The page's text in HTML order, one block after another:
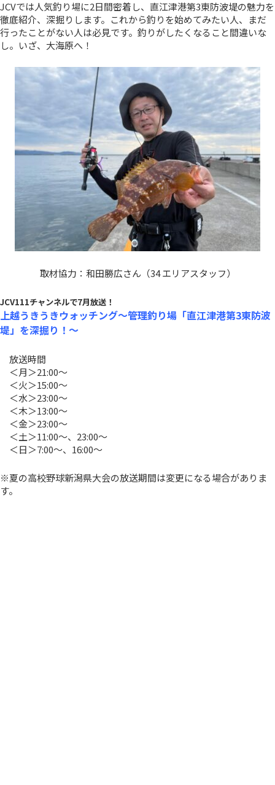
JCVでは人気釣り場に2日間密着し、直江津港第3東防波堤の魅力を
徹底紹介、深掘りします。これから釣りを始めてみたい人、まだ
行ったことがない人は必見です。釣りがしたくなること間違いな
し。いざ、大海原へ！
取材協力：和田勝広さん（34 エリアスタッフ）
JCV111チャンネルで7月放送！
上越うきうきウォッチング～管理釣り場「直江津港第3東防波
堤」を深掘り！～
放送時間
＜月＞21:00～
＜火＞15:00～
＜水＞23:00～
＜木＞13:00～
＜金＞23:00～
＜土＞11:00～、23:00～
＜日＞7:00～、16:00～
※夏の高校野球新潟県大会の放送期間は変更になる場合がありま
す。